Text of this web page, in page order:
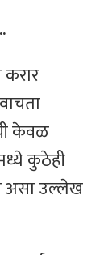
केवळ
कुठेही
असा उल्लेख